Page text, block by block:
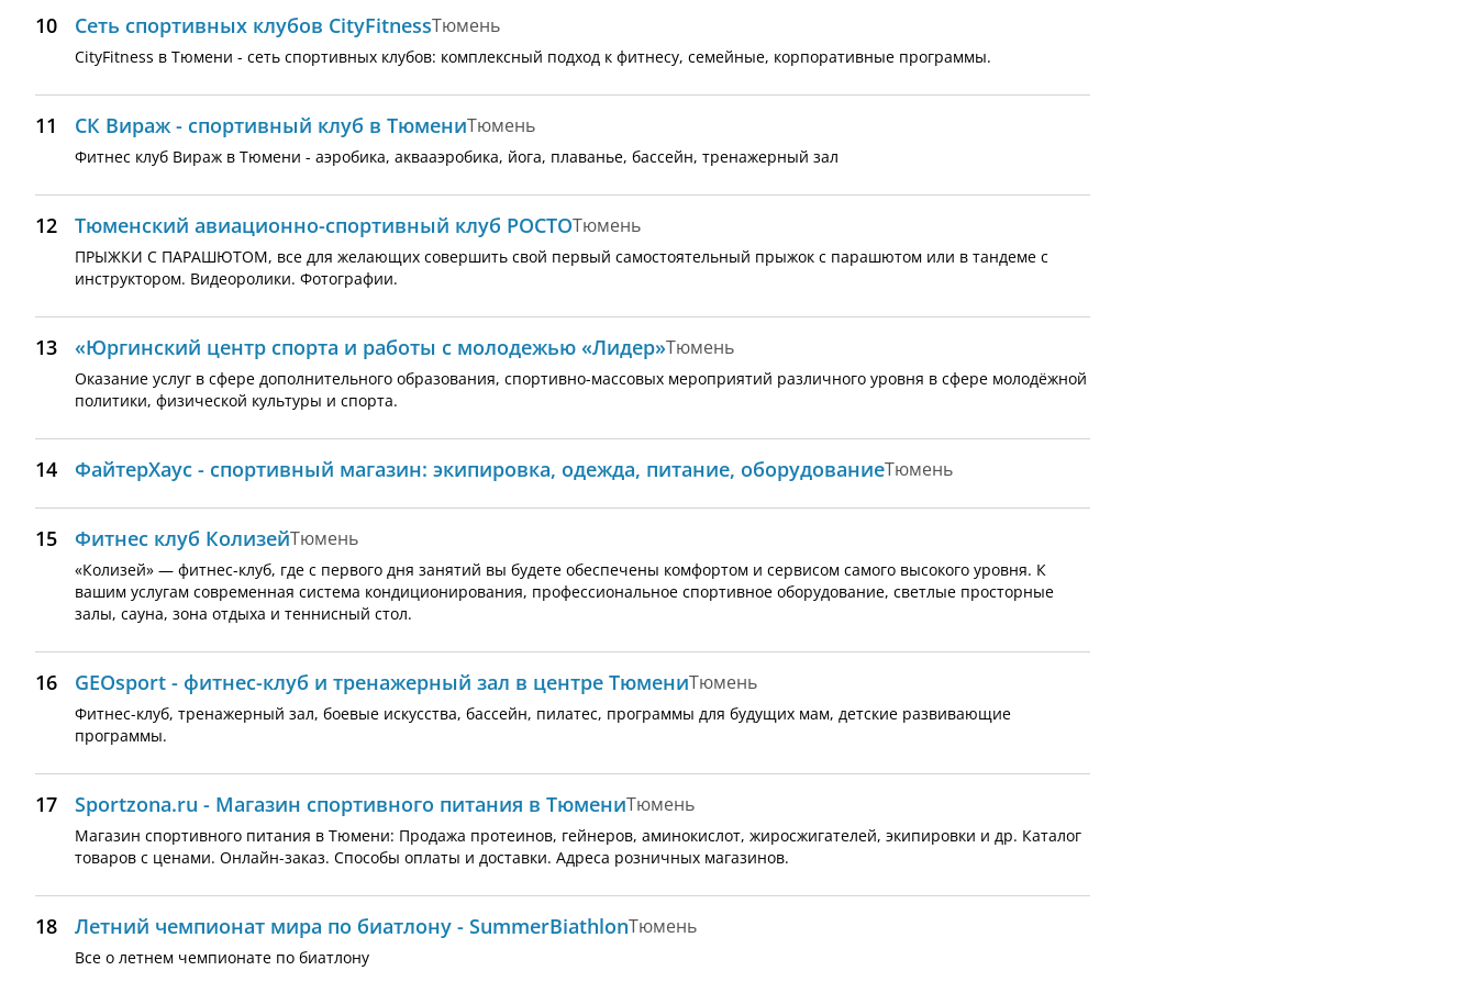
10 Сеть спортивных клубов CityFitnessТюмень
CityFitness в Тюмени - сеть спортивных клубов: комплексный подход к фитнесу, семейные, корпоративные программы.
11 СК Вираж - спортивный клуб в ТюмениТюмень
Фитнес клуб Вираж в Тюмени - аэробика, аквааэробика, йога, плаванье, бассейн, тренажерный зал
12 Тюменский авиационно-спортивный клуб РОСТОТюмень
ПРЫЖКИ С ПАРАШЮТОМ, все для желающих совершить свой первый самостоятельный прыжок с парашютом или в тандеме с
инструктором. Видеоролики. Фотографии.
13 «Юргинский центр спорта и работы с молодежью «Лидер»Тюмень
Оказание услуг в сфере дополнительного образования, спортивно-массовых мероприятий различного уровня в сфере молодёжной
политики, физической культуры и спорта.
14 ФайтерХаус - спортивный магазин: экипировка, одежда, питание, оборудованиеТюмень
15 Фитнес клуб КолизейТюмень
«Колизей» — фитнес-клуб, где с первого дня занятий вы будете обеспечены комфортом и сервисом самого высокого уровня. К
вашим услугам современная система кондиционирования, профессиональное спортивное оборудование, светлые просторные
залы, сауна, зона отдыха и теннисный стол.
16 GEOsport - фитнеc-клуб и тренажерный зал в центре ТюмениТюмень
Фитнес-клуб, тренажерный зал, боевые искусства, бассейн, пилатес, программы для будущих мам, детские развивающие
программы.
17 Sportzona.ru - Магазин спортивного питания в ТюмениТюмень
Магазин спортивного питания в Тюмени: Продажа протеинов, гейнеров, аминокислот, жиросжигателей, экипировки и др. Каталог
товаров с ценами. Онлайн-заказ. Способы оплаты и доставки. Адреса розничных магазинов.
18 Летний чемпионат мира по биатлону - SummerBiathlonТюмень
Все о летнем чемпионате по биатлону